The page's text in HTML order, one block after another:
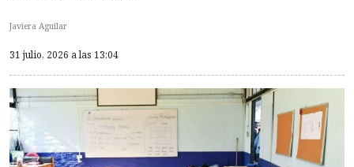
Javiera Aguilar
31 julio, 2026 a las 13:04